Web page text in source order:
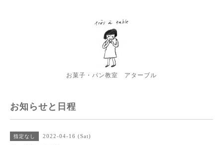
お菓子・パン教室 アターブル
お知らせと日程
指定なし 2022-04-16 (Sat)